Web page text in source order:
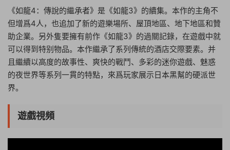
《如龍4：傳說的繼承者》是《如龍3》的續集。本作的主角不
但增爲4人，也追加了新的遊樂場所、屋頂地區、地下地區和贊
助企業。另外隻要擁有前作《如龍3》的過關記錄，在遊戲中就
可以得到特别物品。本作繼承了系列傳統的酒店交際要素。并
且繼續以高度的故事性、爽快的戰鬥、多彩的迷你遊戲、魅惑
的夜世界等系列一貫的特點，來爲玩家展示日本黑幫的硬派世
界。
遊戲視頻